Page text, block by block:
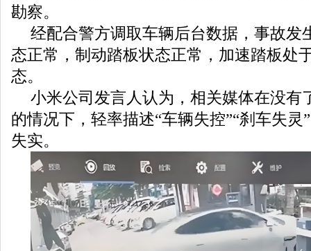
勘察。
经配合警方调取车辆后台数据，事故发
态正常，制动踏板状态正常，加速踏板处
态。
小米公司发言人认为，相关媒体在没有
的情况下，轻率描述“车辆失控”“刹车失灵
失实。